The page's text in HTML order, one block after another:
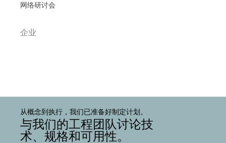
网络研讨会
企业
从概念到执行，我们已准备好制定计划。
与我们的工程团队讨论技
术、规格和可用性。